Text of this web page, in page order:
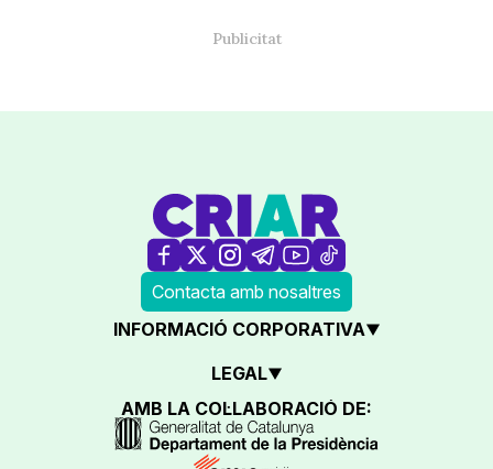
Contacta amb nosaltres
INFORMACIÓ CORPORATIVA
LEGAL
AMB LA COL·LABORACIÓ DE: